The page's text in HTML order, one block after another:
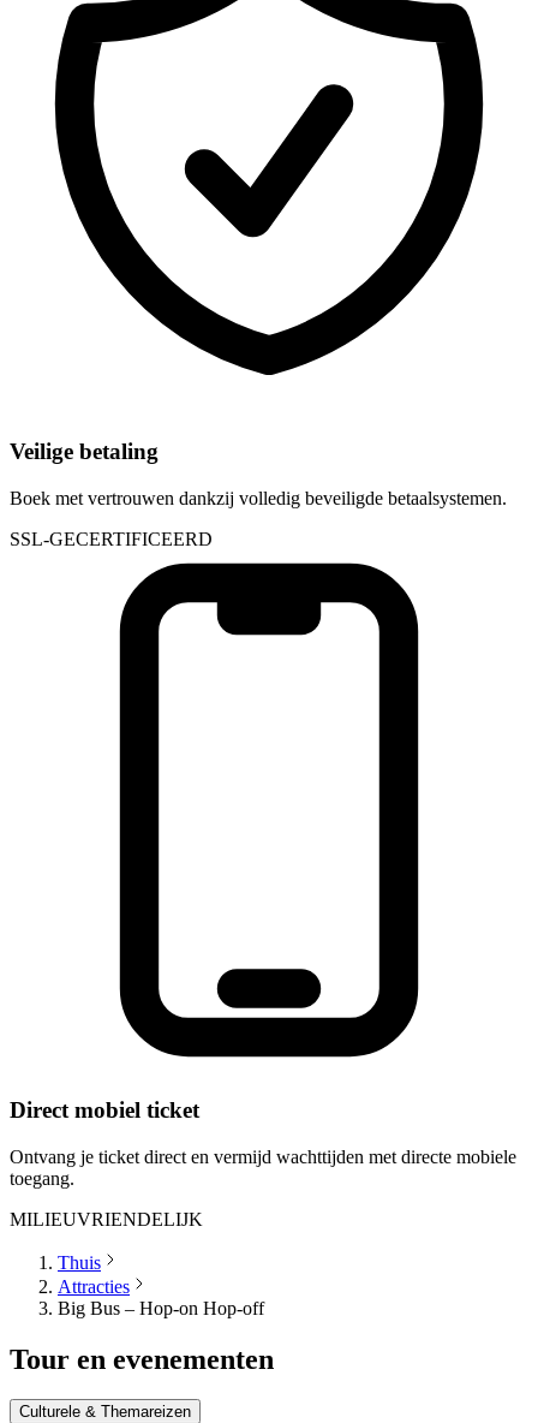
Veilige betaling
Boek met vertrouwen dankzij volledig beveiligde betaalsystemen.
SSL-GECERTIFICEERD
Direct mobiel ticket
Ontvang je ticket direct en vermijd wachttijden met directe mobiele
toegang.
MILIEUVRIENDELIJK
Thuis
Attracties
Big Bus – Hop-on Hop-off
Tour en evenementen
Culturele & Themareizen